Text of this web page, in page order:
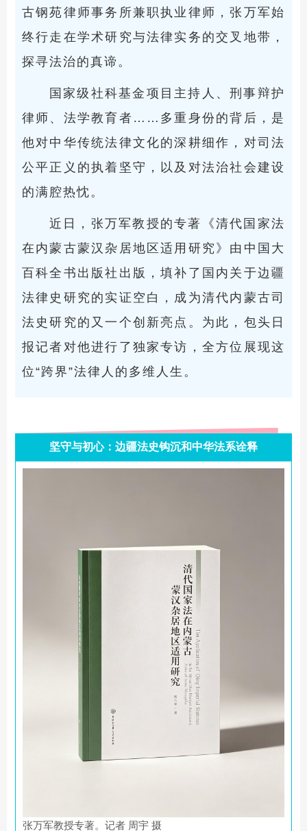
古钢苑律师事务所兼职执业律师，张万军始
终行走在学术研究与法律实务的交叉地带，
探寻法治的真谛。
国家级社科基金项目主持人、刑事辩护
律师、法学教育者……多重身份的背后，是
他对中华传统法律文化的深耕细作，对司法
公平正义的执着坚守，以及对法治社会建设
的满腔热忱。
近日，张万军教授的专著《清代国家法
在内蒙古蒙汉杂居地区适用研究》由中国大
百科全书出版社出版，填补了国内关于边疆
法律史研究的实证空白，成为清代内蒙古司
法史研究的又一个创新亮点。为此，包头日
报记者对他进行了独家专访，全方位展现这
位“跨界”法律人的多维人生。
坚守与初心：边疆法史钩沉和中华法系诠释
张万军教授专著。记者 周宇 摄